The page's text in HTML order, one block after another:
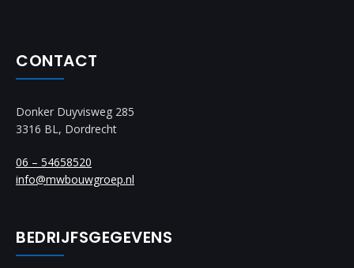
CONTACT
Donker Duyvisweg 285
3316 BL, Dordrecht
06 – 54658520
info@mwbouwgroep.nl
BEDRIJFSGEGEVENS